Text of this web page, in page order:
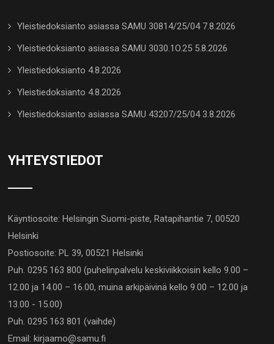
Yleistiedoksianto asiassa SAMU 30814/25/04 7.8.2026
Yleistiedoksianto asiassa SAMU 3030.1O.25 5.8.2026
Yleistiedoksianto 4.8.2026
Yleistiedoksianto 4.8.2026
Yleistiedoksianto asiassa SAMU 43207/25/04 3.8.2026
YHTEYSTIEDOT
Käyntiosoite: Helsingin Suomi-piste, Ratapihantie 7, 00520
Helsinki
Postiosoite: PL 39, 00521 Helsinki
Puh. 0295 163 800 (puhelinpalvelu keskiviikkoisin kello 9.00 –
12.00 ja 14.00 – 16.00, muina arkipäivinä kello 9.00 – 12.00 ja
13.00 - 15.00)
Puh. 0295 163 801 (vaihde)
Email: kirjaamo@samu.fi